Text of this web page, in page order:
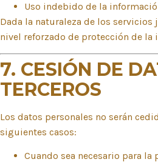
Uso indebido de la
Dada la naturaleza de los
nivel reforzado de protección de la
7. CESIÓN DE
TERCEROS
Los datos personales no serán
siguientes casos:
Cuando sea necesario para